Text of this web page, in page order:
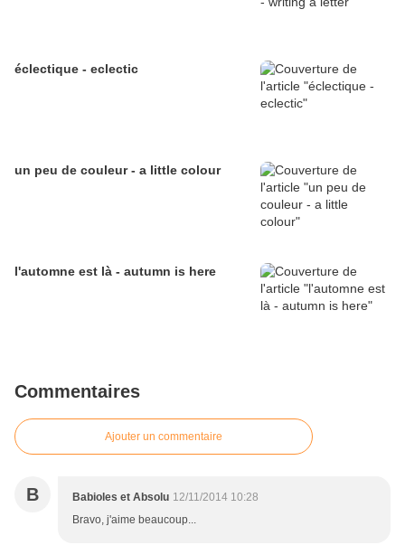
éclectique - eclectic
un peu de couleur - a little colour
l'automne est là - autumn is here
Commentaires
Ajouter un commentaire
B Babioles et Absolu 12/11/2014 10:28
Bravo, j'aime beaucoup...